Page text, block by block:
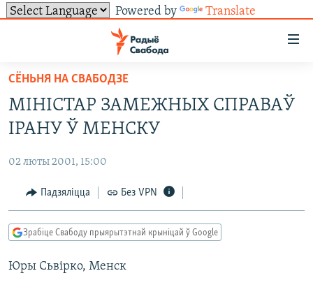
Powered by Translate
ўнівэрсальнага
доступу
Перайсьці
да
галоўнага
Перайсьці
Перайсьці
пошуку
УСЕ НАВІНЫ
ЛЮДЗІ
ПАЛІТЫКА
ВАЙНА
БЕЛАРУСЫ НА ВАЙНЕ
ТОЛЬКІ НА СВАБОДЗЕ
БЛОГІ
ГІСТОРЫЯ НА СВАБОДЗЕ
КНІГІ
АЎДЫЁКНІГІ
АБЫСЬЦІ БЛЯКАВАНЬНЕ
ПАДЗЯЛІЦЦА ІНФАРМАЦЫЯЙ
ПАДПІСАЦЦА
RSS
FACEBOOK
TWITTER
СЁНЬНЯ НА СВАБОДЗЕ
МІНІСТАР ЗАМЕЖНЫХ СПРАВАЎ
ІРАНУ Ў МЕНСКУ
02 люты 2001, 15:00
Падзяліцца Без VPN
Зрабіце Свабоду прыярытэтнай крыніцай ў Google
Юры Сьвірко, Менск